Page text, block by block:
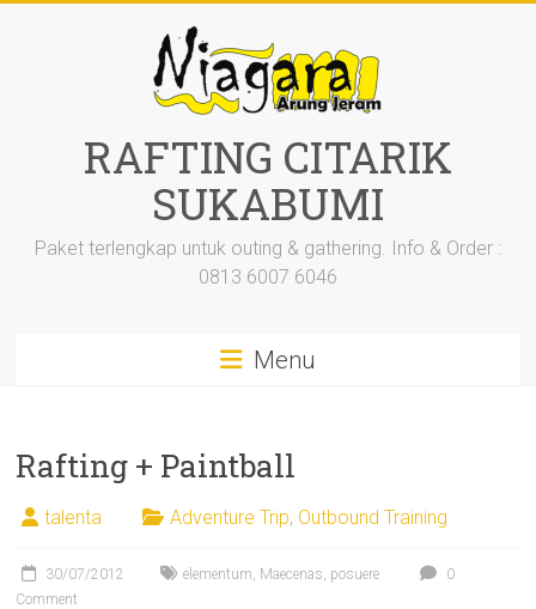
RAFTING CITARIK
SUKABUMI
Paket terlengkap untuk outing & gathering. Info & Order :
0813 6007 6046
Menu
Rafting + Paintball
talenta Adventure Trip, Outbound Training
30/07/2012 elementum, Maecenas, posuere
0
Comment